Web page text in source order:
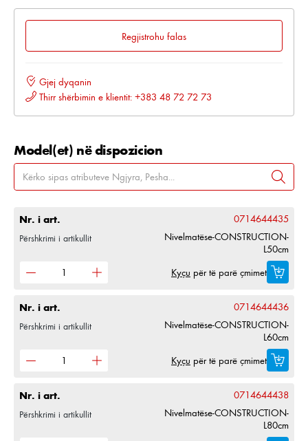
Regjistrohu falas
Gjej dyqanin
Thirr shërbimin e klientit: +383 48 72 72 73
Model(et) në dispozicion
Nr. i art. 0714644435
Përshkrimi i artikullit
Nivelmatëse-CONSTRUCTION-
L50cm
Kyçu për të parë çmimet
Nr. i art. 0714644436
Përshkrimi i artikullit
Nivelmatëse-CONSTRUCTION-
L60cm
Kyçu për të parë çmimet
Nr. i art. 0714644438
Përshkrimi i artikullit
Nivelmatëse-CONSTRUCTION-
L80cm